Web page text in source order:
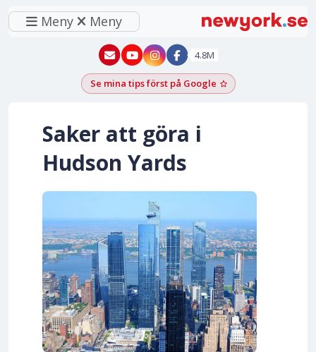
Meny Meny
New York - YouTube
New York - Instagram
4.8M
Se mina tips först på GoogleLägg till som
Saker att göra i
Hudson Yards